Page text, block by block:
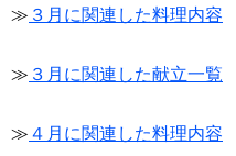
≫ ３月に関連した料理内容
≫ ３月に関連した献立一覧
≫ ４月に関連した料理内容